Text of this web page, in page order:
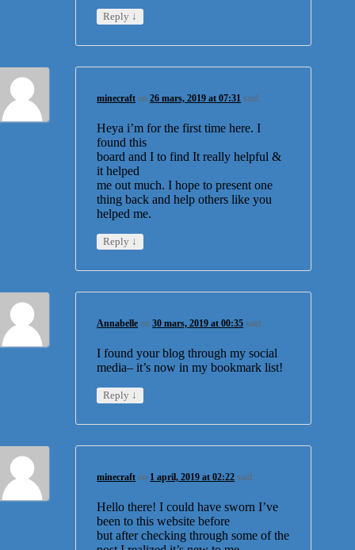
Reply ↓
minecraft on26 mars, 2019 at 07:31 said:
Heya i’m for the first time here. I
found this
board and I to find It really helpful &
it helped
me out much. I hope to present one
thing back and help others like you
helped me.
Reply ↓
Annabelle on30 mars, 2019 at 00:35 said:
I found your blog through my social
media– it’s now in my bookmark list!
Reply ↓
minecraft on 1 april, 2019 at 02:22 said:
Hello there! I could have sworn I’ve
been to this website before
but after checking through some of the